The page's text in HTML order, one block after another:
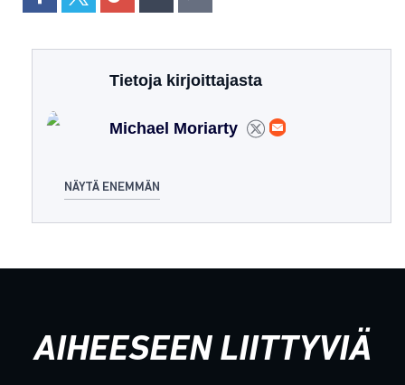
Tietoja kirjoittajasta
Michael Moriarty
NÄYTÄ ENEMMÄN
AIHEESEEN LIITTYVIÄ